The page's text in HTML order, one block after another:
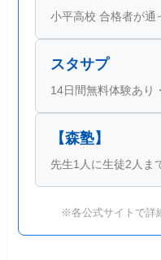
小平高校 合格者が通
スタサプ
14日間無料体験あり
【森塾】
先生1人に生徒2人ま
※各公式サイトで詳